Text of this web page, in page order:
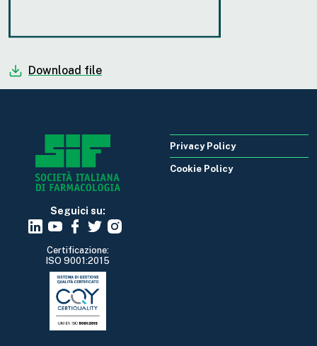
Download file
Seguici su:
Certificazione:
ISO 9001:2015
Privacy Policy
Cookie Policy